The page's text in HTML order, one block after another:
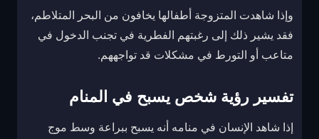
وإذا شاهدت المتزوجة أطفالها يخافون من البحر المتلاطم،
فقد يشير ذلك إلى رغبتهم الفطرية في تجنب الدخول في
متاعب أو التورط في مشكلات قد تواجههم.
تفسير رؤية شخص يسبح في المنام
إذا شاهد الإنسان في منامه أنه يسبح ببراعة وسط موج